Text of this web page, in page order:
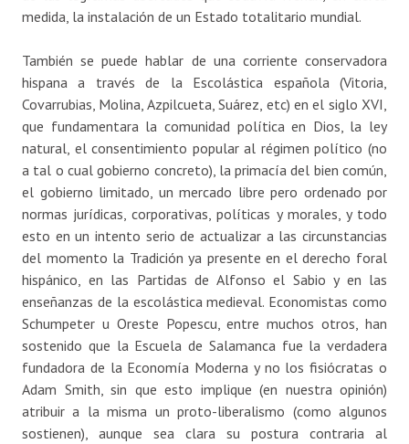
medida, la instalación de un Estado totalitario mundial.
También se puede hablar de una corriente conservadora
hispana a través de la Escolástica española (Vitoria,
Covarrubias, Molina, Azpilcueta, Suárez, etc) en el siglo XVI,
que fundamentara la comunidad política en Dios, la ley
natural, el consentimiento popular al régimen político (no
a tal o cual gobierno concreto), la primacía del bien común,
el gobierno limitado, un mercado libre pero ordenado por
normas jurídicas, corporativas, políticas y morales, y todo
esto en un intento serio de actualizar a las circunstancias
del momento la Tradición ya presente en el derecho foral
hispánico, en las Partidas de Alfonso el Sabio y en las
enseñanzas de la escolástica medieval. Economistas como
Schumpeter u Oreste Popescu, entre muchos otros, han
sostenido que la Escuela de Salamanca fue la verdadera
fundadora de la Economía Moderna y no los fisiócratas o
Adam Smith, sin que esto implique (en nuestra opinión)
atribuir a la misma un proto-liberalismo (como algunos
sostienen), aunque sea clara su postura contraria al